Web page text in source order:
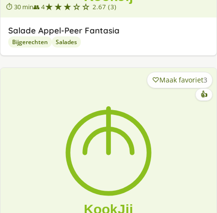
⏱ 30 min👥 4★★★☆☆ 2.67 (3)
Salade Appel-Peer Fantasia
Bijgerechten Salades
Maak favoriet3
👍